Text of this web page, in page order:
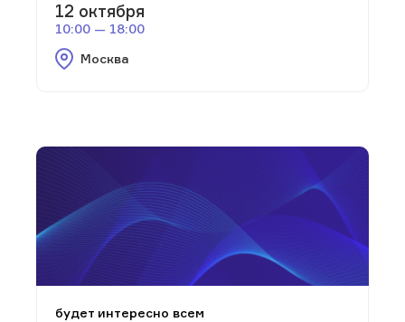
12 октября
10:00 — 18:00
Москва
будет интересно всем